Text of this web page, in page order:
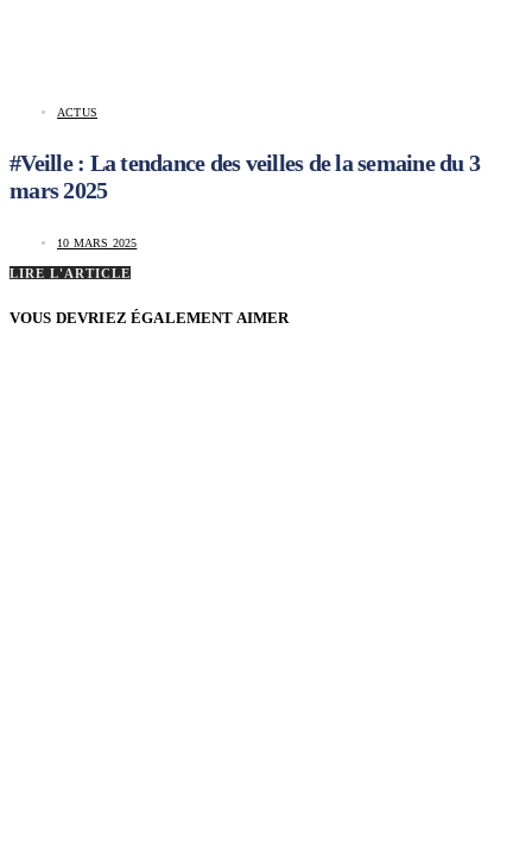
ACTUS
#Veille : La tendance des veilles de la semaine du 3
mars 2025
10 MARS 2025
LIRE L'ARTICLE
VOUS DEVRIEZ ÉGALEMENT AIMER